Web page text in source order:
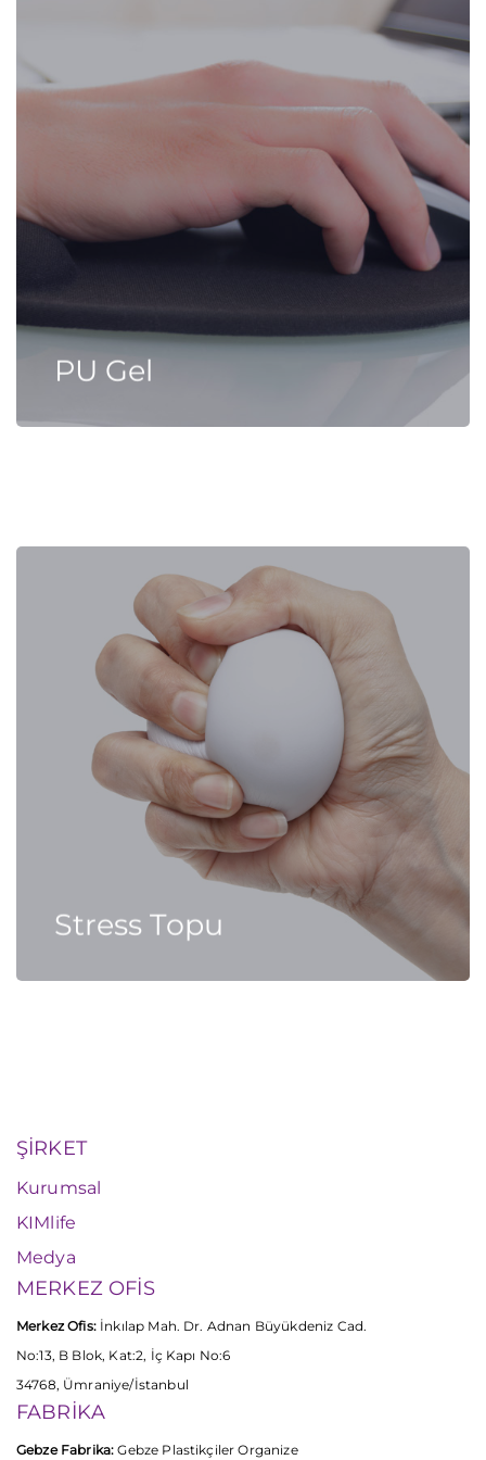
PU Gel
Stress Topu
ŞİRKET
Kurumsal
KIMlife
Medya
MERKEZ OFİS
Merkez Ofis:İnkılap Mah. Dr. Adnan Büyükdeniz Cad.
No:13, B Blok, Kat:2, İç Kapı No:6
34768, Ümraniye/İstanbul
FABRİKA
Gebze Fabrika: Gebze Plastikçiler Organize